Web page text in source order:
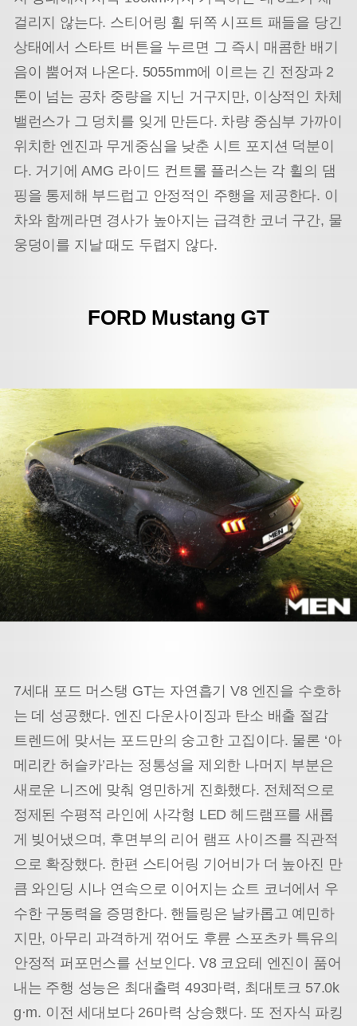
걸리지 않는다. 스티어링 휠 뒤쪽 시프트 패들을 당긴
상태에서 스타트 버튼을 누르면 그 즉시 매콤한 배기
음이 뿜어져 나온다. 5055mm에 이르는 긴 전장과 2
톤이 넘는 공차 중량을 지닌 거구지만, 이상적인 차체
밸런스가 그 덩치를 잊게 만든다. 차량 중심부 가까이
위치한 엔진과 무게중심을 낮춘 시트 포지션 덕분이
다. 거기에 AMG 라이드 컨트롤 플러스는 각 휠의 댐
핑을 통제해 부드럽고 안정적인 주행을 제공한다. 이
차와 함께라면 경사가 높아지는 급격한 코너 구간, 물
웅덩이를 지날 때도 두렵지 않다.
FORD Mustang GT
7세대 포드 머스탱 GT는 자연흡기 V8 엔진을 수호하
는 데 성공했다. 엔진 다운사이징과 탄소 배출 절감
트렌드에 맞서는 포드만의 숭고한 고집이다. 물론 ‘아
메리칸 허슬카’라는 정통성을 제외한 나머지 부분은
새로운 니즈에 맞춰 영민하게 진화했다. 전체적으로
정제된 수평적 라인에 사각형 LED 헤드램프를 새롭
게 빚어냈으며, 후면부의 리어 램프 사이즈를 직관적
으로 확장했다. 한편 스티어링 기어비가 더 높아진 만
큼 와인딩 시나 연속으로 이어지는 쇼트 코너에서 우
수한 구동력을 증명한다. 핸들링은 날카롭고 예민하
지만, 아무리 과격하게 꺾어도 후륜 스포츠카 특유의
안정적 퍼포먼스를 선보인다. V8 코요테 엔진이 품어
내는 주행 성능은 최대출력 493마력, 최대토크 57.0k
g·m. 이전 세대보다 26마력 상승했다. 또 전자식 파킹